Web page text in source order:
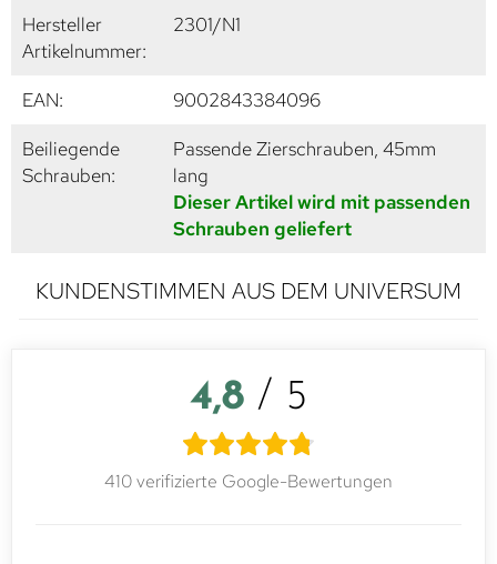
Hersteller
Artikelnummer:
2301/N1
EAN:
9002843384096
Beiliegende
Schrauben:
Passende Zierschrauben, 45mm
lang
Dieser Artikel wird mit passenden
Schrauben geliefert
KUNDENSTIMMEN AUS DEM UNIVERSUM
4,8 / 5
410 verifizierte Google-Bewertungen